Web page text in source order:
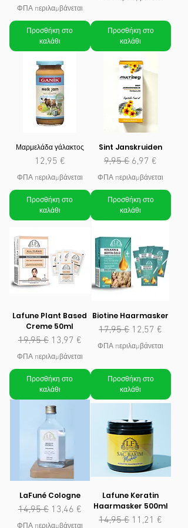
ΦΠΑ περιλαμβάνεται
Προσθήκη στο
καλάθι
Προσθήκη στο
καλάθι
Μαρμελάδα γάλακτος
Τιμή
12,95 €
ΦΠΑ περιλαμβάνεται
Προσθήκη στο
καλάθι
Sint Janskruiden
Κανονική τιμή
9,95 € Τιμή
6,97 €
ΦΠΑ περιλαμβάνεται
Προσθήκη στο
καλάθι
Lafune Plant Based
Creme 50ml
Κανονική τιμή
19,95 € Τιμή Έκπτωσης
13,97 €
ΦΠΑ περιλαμβάνεται
Προσθήκη στο
καλάθι
Biotine Haarmasker
Κανονική τιμή
17,95 € Τιμή
12,57 €
ΦΠΑ περιλαμβάνεται
Προσθήκη στο
καλάθι
LaFuné Cologne
Κανονική τιμή
14,95 € Τιμή Έκπτωσης
13,46 €
ΦΠΑ περιλαμβάνεται
Lafune Keratin
Haarmasker 500ml
Κανονική τιμή
14,95 € Τιμή
11,21 €